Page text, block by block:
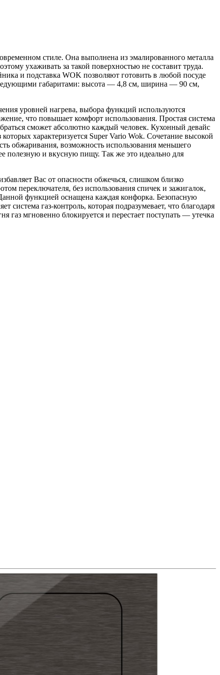
стиле. Она выполнена из эмалированного металла
ухаживать за такой поверхностью не составит труда.
и подставка WOK позволяют готовить в любой посуде
габаритами: высота — 4,8 см, ширина — 90 см,
уровней нагрева, выбора функций используются
что повышает комфорт использования. Простая система
сможет абсолютно каждый человек. Кухонный девайс
характеризуется Super Vario Wok. Сочетание высокой
обжаривания, возможность использования меньшего
полезную и вкусную пищу. Так же это идеально для
Вас от опасности обжечься, слишком близко
переключателя, без использования спичек и зажигалок,
функцией оснащена каждая конфорка. Безопасную
газ-контроль, которая подразумевает, что благодаря
газ мгновенно блокируется и перестает поступать — утечка